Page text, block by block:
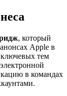
, который
Apple в
тем
в командах